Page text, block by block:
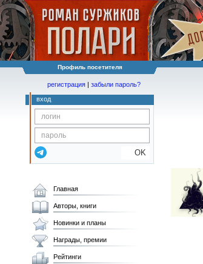
Профиль посетителя
регистрация | забыли пароль?
вход
OK
Главная
Авторы, книги
Новинки и планы
Награды, премии
Рейтинги